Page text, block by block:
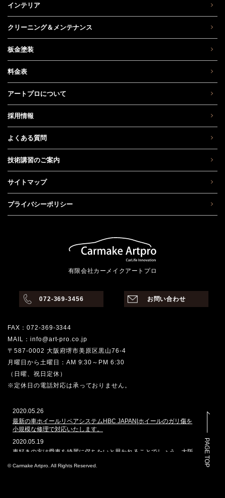
インテリア
クリーニング＆メンテナンス
板金塗装
料金表
アートプロについて
採用情報
よくある質問
技術講習のご案内
サイトマップ
プライバシーポリシー
有限会社カーメイクアートプロ
072-369-3456 お問い合わせ
FAX：072-369-3344
MAIL：info@art-pro.co.jp
〒587-0002 大阪府堺市美原区黒山76-4
月曜日から土曜日：AM 9:30～PM 6:30
（日曜、祝日定休）
※定休日の電話対応は承っておりません。
2020.05.26
最新の車ホイールリペアシステムHBC JAPAN|ホイールのガリ傷を
小規模な修理で対応いたします。
2020.05.19
車好きの方は愛車を綺麗に保ちたいと思われることでしょう。大阪
ートプロは、ガラスコーティングや車磨きのプロショップとして、
PAGE TOP
© Carmake Artpro. All Rights Reserved.